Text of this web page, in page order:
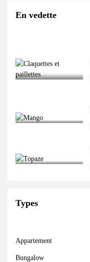
En vedette
Types
Appartement
Bungalow